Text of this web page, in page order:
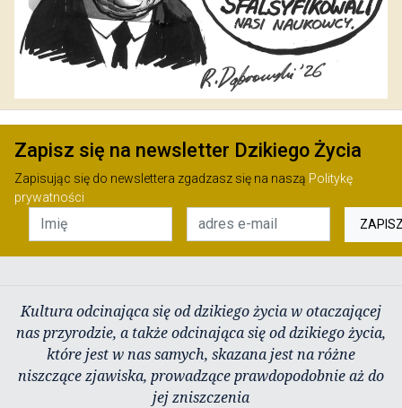
Zapisz się na newsletter Dzikiego Życia
Zapisując się do newslettera zgadzasz się na naszą Politykę
prywatności
Kultura odcinająca się od dzikiego życia w otaczającej
nas przyrodzie, a także odcinająca się od dzikiego życia,
które jest w nas samych, skazana jest na różne
niszczące zjawiska, prowadzące prawdopodobnie aż do
jej zniszczenia